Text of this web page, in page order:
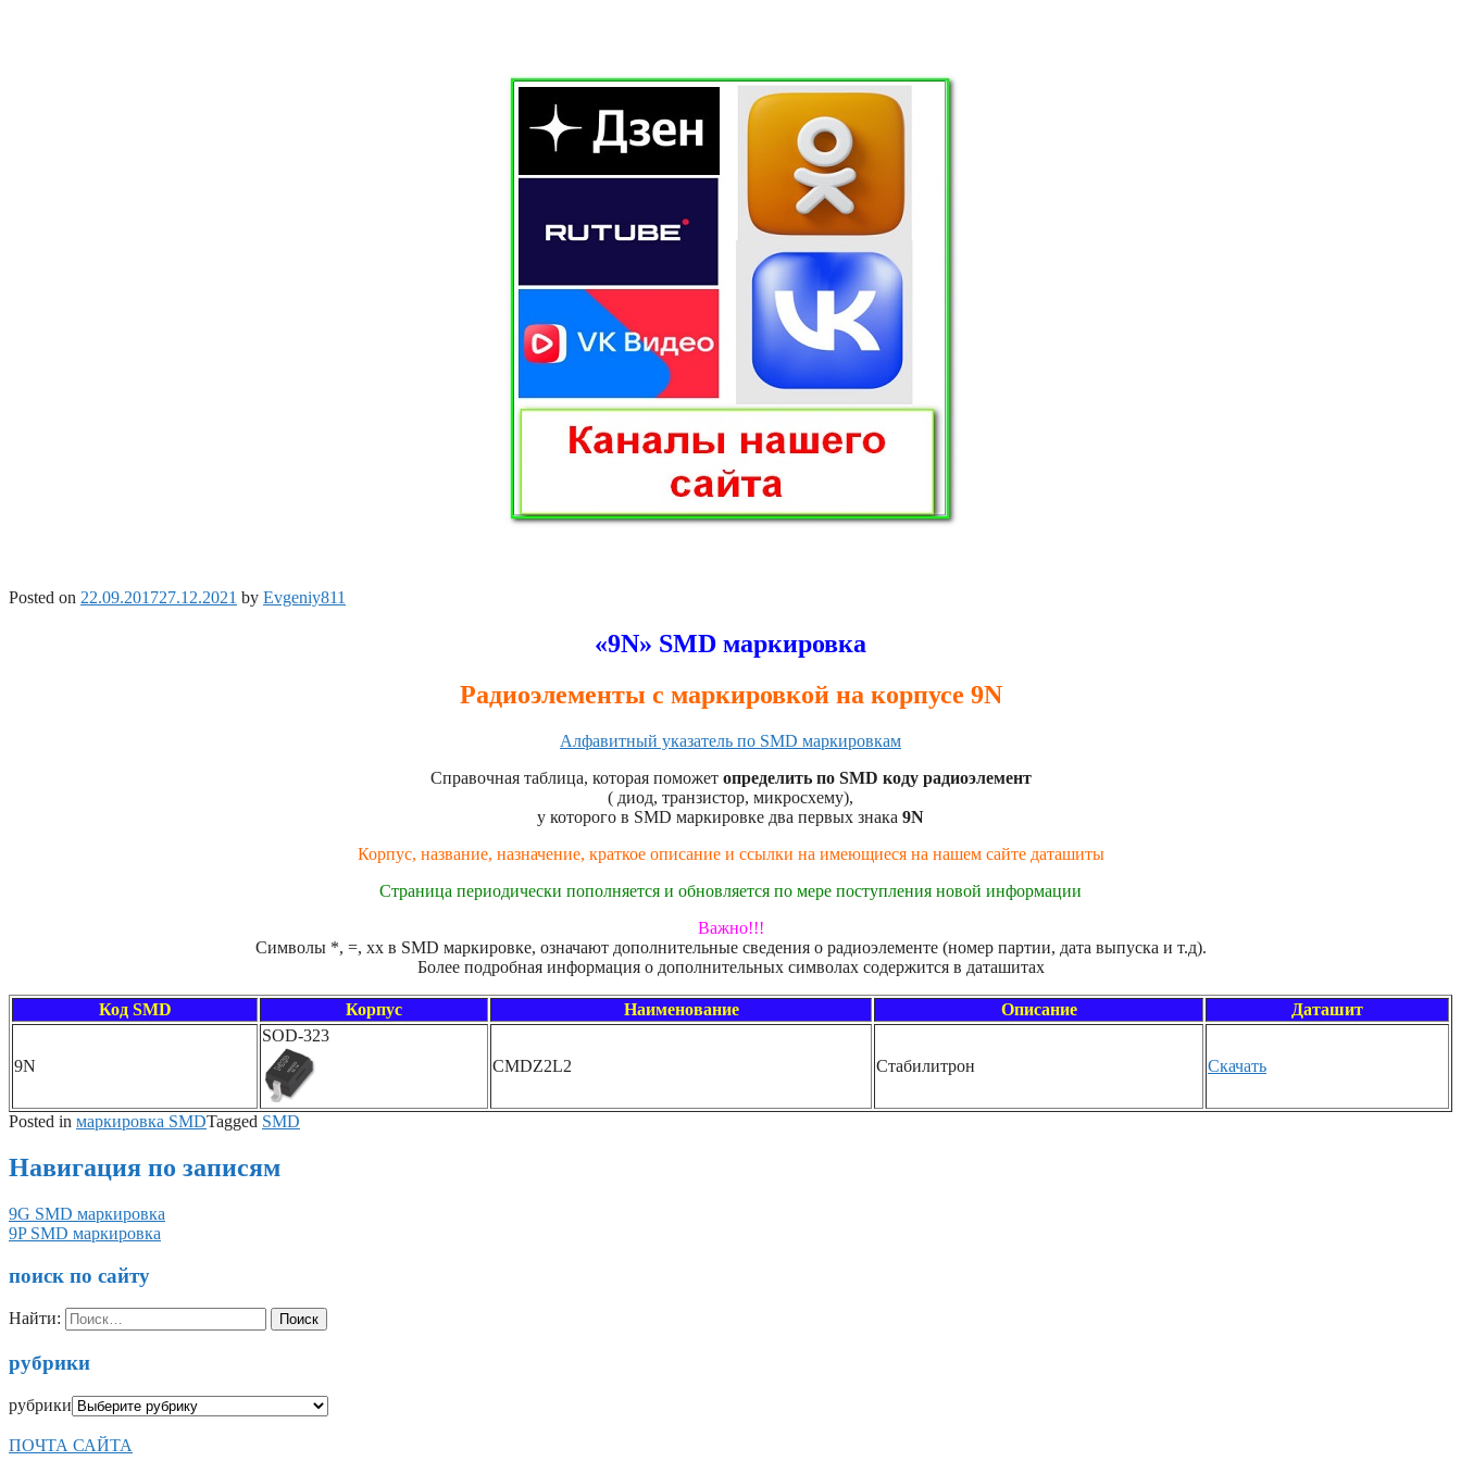
Posted on 22.09.201727.12.2021 by Evgeniy811
«9N» SMD маркировка
Радиоэлементы с маркировкой на корпусе 9N
Алфавитный указатель по SMD маркировкам
Справочная таблица, которая поможет определить по SMD коду радиоэлемент
( диод, транзистор, микросхему),
у которого в SMD маркировке два первых знака 9N
Корпус, название, назначение, краткое описание и ссылки на имеющиеся на нашем сайте даташиты
Страница периодически пополняется и обновляется по мере поступления новой информации
Важно!!!
Символы *, =, xx в SMD маркировке, означают дополнительные сведения о радиоэлементе (номер партии, дата выпуска и т.д).
Более подробная информация о дополнительных символах содержится в даташитах
Код SMD Корпус Наименование Описание Даташит
9N
SOD-323
CMDZ2L2
Стабилитрон Скачать
Posted in маркировка SMDTagged SMD
Навигация по записям
9G SMD маркировка
9P SMD маркировка
поиск по сайту
Найти:
рубрики
рубрики
ПОЧТА САЙТА